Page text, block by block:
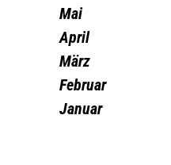
Mai
April
März
Februar
Januar